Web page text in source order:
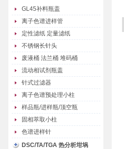
GL45补料瓶盖
离子色谱进样管
定性滤纸 定量滤纸
不锈钢长针头
废液桶 法兰桶 堆码桶
流动相试剂瓶盖
针式过滤器
离子色谱预处理小柱
样品瓶/进样瓶/顶空瓶
固相萃取小柱
色谱进样针
DSC/TA/TGA 热分析坩埚